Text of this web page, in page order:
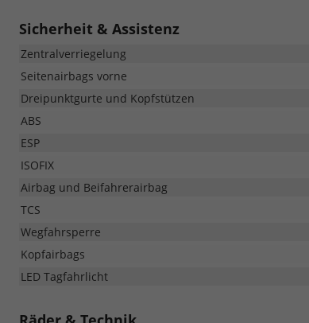
Sicherheit & Assistenz
Zentralverriegelung
Seitenairbags vorne
Dreipunktgurte und Kopfstützen
ABS
ESP
ISOFIX
Airbag und Beifahrerairbag
TCS
Wegfahrsperre
Kopfairbags
LED Tagfahrlicht